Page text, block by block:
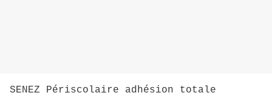
SENEZ Périscolaire adhésion totale